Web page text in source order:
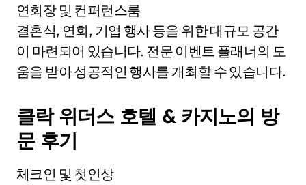
연회장 및 컨퍼런스룸
결혼식, 연회, 기업 행사 등을 위한 대규모 공간
이 마련되어 있습니다. 전문 이벤트 플래너의 도
움을 받아 성공적인 행사를 개최할 수 있습니다.
클락 위더스 호텔 & 카지노의 방
문 후기
체크인 및 첫인상